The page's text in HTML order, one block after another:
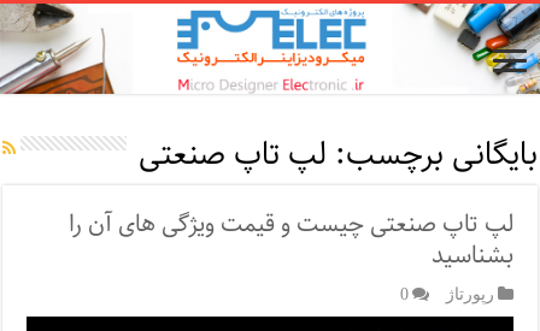
بایگانی برچسب: لپ تاپ صنعتی
لپ تاپ صنعتی چیست و قیمت ویژگی های آن را
بشناسید
رپورتاژ‌ 0